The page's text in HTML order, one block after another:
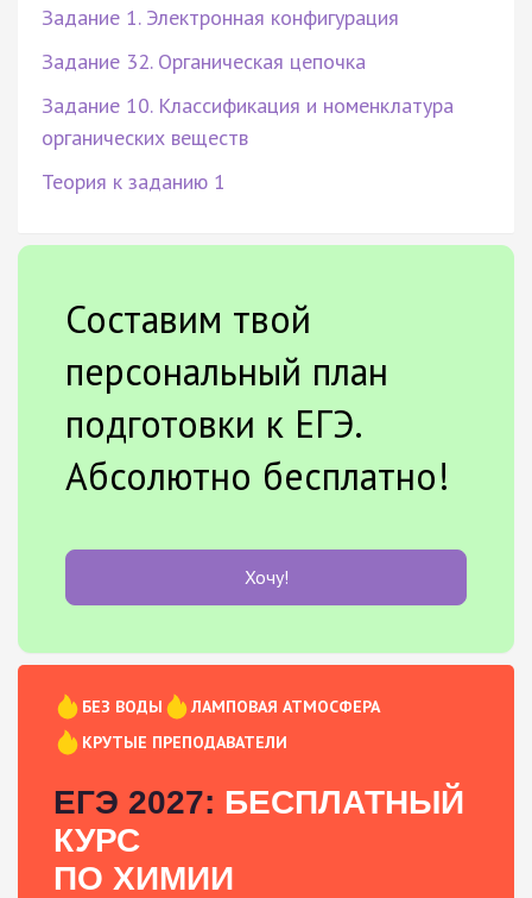
Задание 1. Электронная конфигурация
Задание 32. Органическая цепочка
Задание 10. Классификация и номенклатура
органических веществ
Теория к заданию 1
Составим твой
персональный план
подготовки к ЕГЭ.
Абсолютно бесплатно!
Хочу!
БЕЗ ВОДЫ
ЛАМПОВАЯ АТМОСФЕРА
КРУТЫЕ ПРЕПОДАВАТЕЛИ
ЕГЭ 2027: БЕСПЛАТНЫЙ
КУРС
ПО ХИМИИ